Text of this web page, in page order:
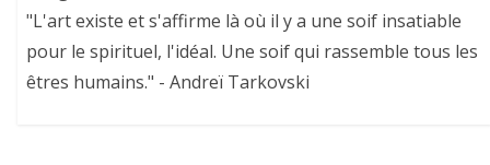
"L'art existe et s'affirme là où il y a une soif insatiable
pour le spirituel, l'idéal. Une soif qui rassemble tous les
êtres humains." - Andreï Tarkovski